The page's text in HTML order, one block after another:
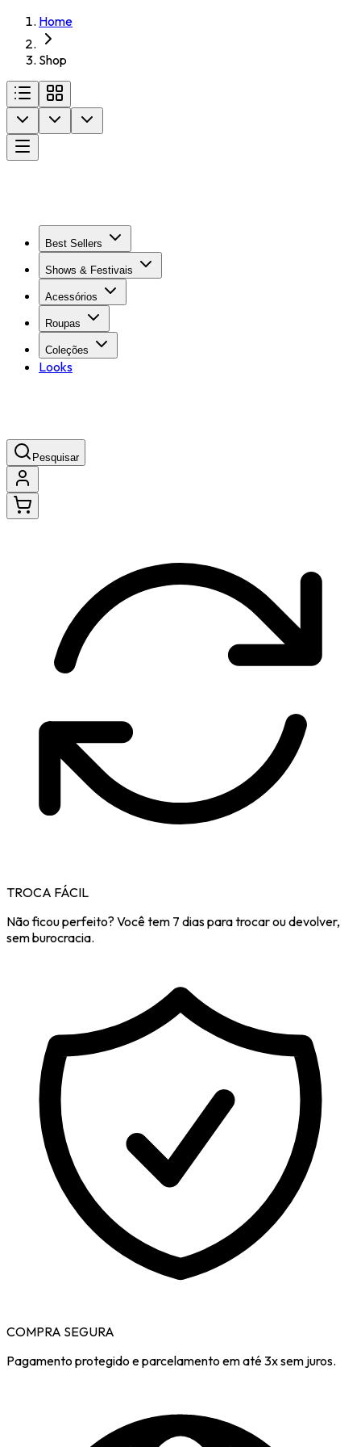
Home
Shop
Best Sellers
Shows & Festivais
Acessórios
Roupas
Coleções
Looks
Pesquisar
TROCA FÁCIL
Não ficou perfeito? Você tem 7 dias para trocar ou devolver,
sem burocracia.
COMPRA SEGURA
Pagamento protegido e parcelamento em até 3x sem juros.